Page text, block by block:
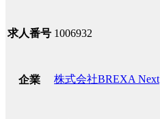
求人番号 1006932
企業 株式会社BREXA Next